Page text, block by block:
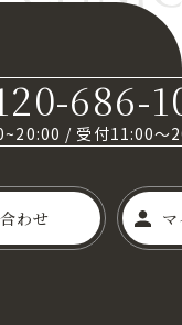
686-
/ 受付11:00～
わせ